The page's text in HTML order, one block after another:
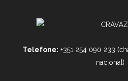
Telefone: +351 254 090 233
nacional)